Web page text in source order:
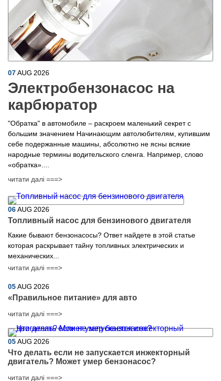
07AUG 2026
Электробензонасос на
карбюратор
"Обратка" в автомобиле – раскроем маленький секрет с
большим значением Начинающим автолюбителям, купившим
себе подержанные машины, абсолютно не ясны всякие
народные термины водительского сленга. Например, слово
«обратка»....
читати далі ===>
06AUG 2026
Топливный насос для бензинового двигателя
Какие бывают бензонасосы? Ответ найдете в этой статье
которая раскрывает тайну топливных электрических и
механических...
читати далі ===>
05AUG 2026
​«Правильное питание» для авто
читати далі ===>
05AUG 2026
Что делать если не запускается инжекторный
двигатель? Может умер бензонасос?
читати далі ===>